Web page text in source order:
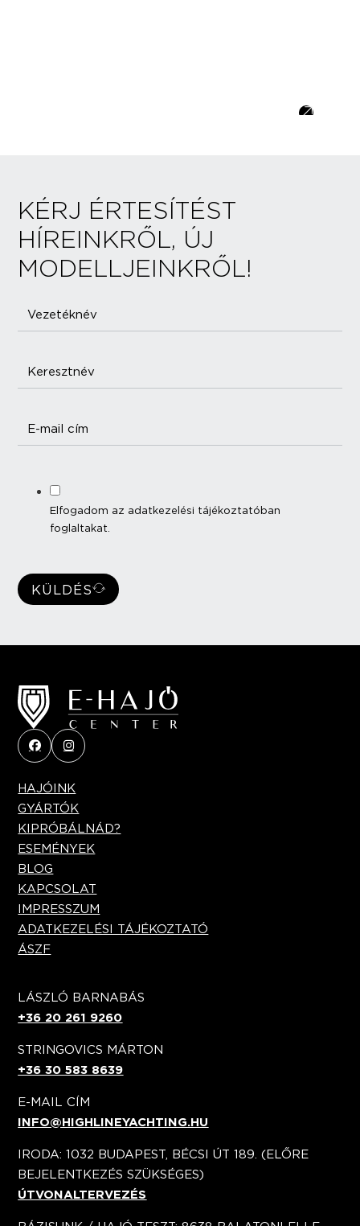
KÉRJ ÉRTESÍTÉST
HÍREINKRŐL, ÚJ
MODELLJEINKRŐL!
Elfogadom az adatkezelési tájékoztatóban
foglaltakat.
KÜLDÉS
HAJÓINK
GYÁRTÓK
KIPRÓBÁLNÁD?
ESEMÉNYEK
BLOG
KAPCSOLAT
IMPRESSZUM
ADATKEZELÉSI TÁJÉKOZTATÓ
ÁSZF
LÁSZLÓ BARNABÁS
+36 20 261 9260
STRINGOVICS MÁRTON
+36 30 583 8639
E-MAIL CÍM
INFO@HIGHLINEYACHTING.HU
IRODA: 1032 BUDAPEST, BÉCSI ÚT 189. (ELŐRE
BEJELENTKEZÉS SZÜKSÉGES)
ÚTVONALTERVEZÉS